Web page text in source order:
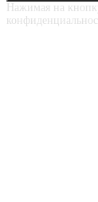
Нажимая на